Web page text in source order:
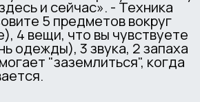
и сейчас». - Техника
5 предметов вокруг
4 вещи, что вы чувствуете
одежды), 3 звука, 2 запаха
"заземлиться", когда